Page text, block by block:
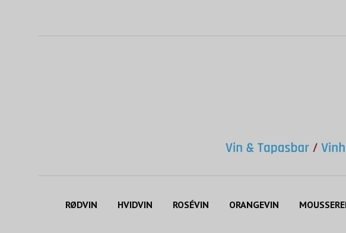
RØDVIN HVIDVIN ROSÉVIN ORANGEVIN